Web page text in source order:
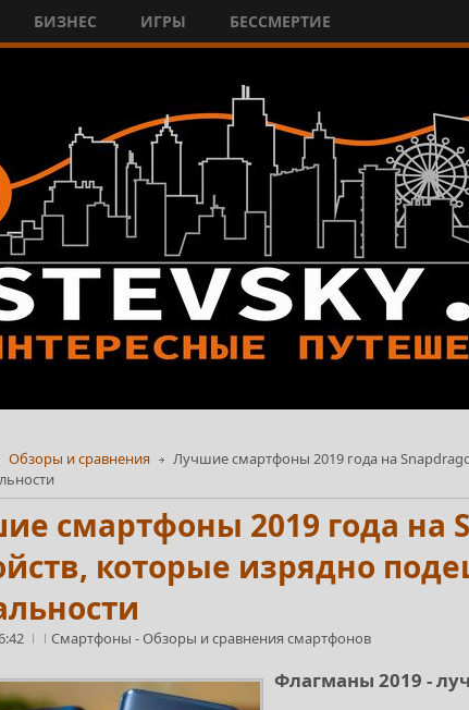
БИЗНЕС ИГРЫ БЕССМЕРТИЕ
Обзоры и сравнения
Лучшие смартфоны 2019 года на
смартфоны 2019 года на
которые изрядно
Смартфоны -Обзоры и сравнения смартфонов
Флагманы 2019 -